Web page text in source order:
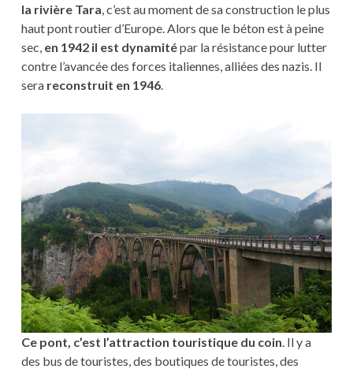
la rivière Tara , c’est au moment de sa construction le plus
haut pont routier d’Europe. Alors que le béton est à peine
sec, en 1942 il est dynamitépar la résistance pour lutter
contre l’avancée des forces italiennes, alliées des nazis. Il
sera reconstruit en 1946.
Ce pont, c’est l’attraction touristique du coin. Il y a
des bus de touristes, des boutiques de touristes, des